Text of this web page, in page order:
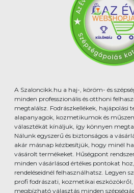
A Szaloncikk.hu a haj-, köröm- és
minden professzionális és otthoni
megtalálsz. Fodrászkellékek, hajápolási
alapanyagok, kozmetikumok és
választékát kínáljuk, így könnyen
Nálunk egyszerű és biztonságos a
akár másnap kézbesítjük, hogy minél
vásárolt termékeket. Hűségpont
minden vásárlásod értékes pontokat
rendeléseidnél felhasználhatsz. Legyen
profi fodrászati, kozmetikai
megbízható választás minden